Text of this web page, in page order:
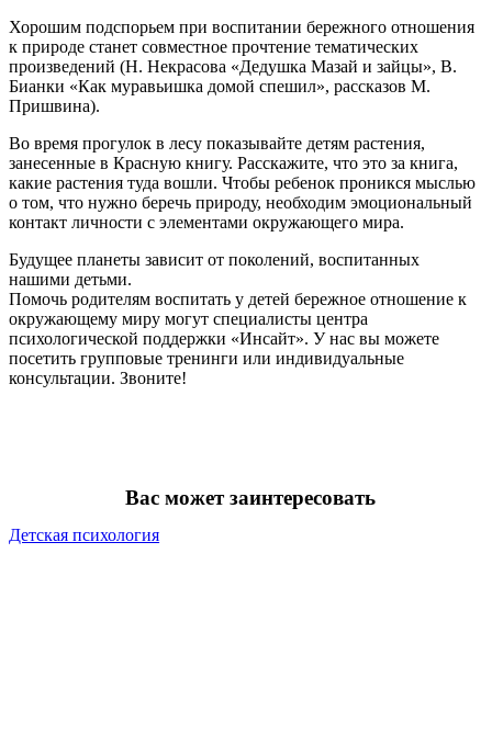
Хорошим подспорьем при воспитании бережного отношения
к природе станет совместное прочтение тематических
произведений (Н. Некрасова «Дедушка Мазай и зайцы», В.
Бианки «Как муравьишка домой спешил», рассказов М.
Пришвина).
Во время прогулок в лесу показывайте детям растения,
занесенные в Красную книгу. Расскажите, что это за книга,
какие растения туда вошли. Чтобы ребенок проникся мыслью
о том, что нужно беречь природу, необходим эмоциональный
контакт личности с элементами окружающего мира.
Будущее планеты зависит от поколений, воспитанных
нашими детьми.
Помочь родителям воспитать у детей бережное отношение к
окружающему миру могут специалисты центра
психологической поддержки «Инсайт». У нас вы можете
посетить групповые тренинги или индивидуальные
консультации. Звоните!
Вас может заинтересовать
Детская психология